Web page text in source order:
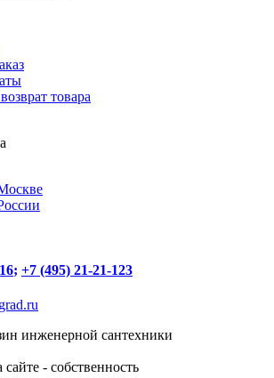
товара
; +7 (495) 21-21-123
инженерной сантехники
- собственность